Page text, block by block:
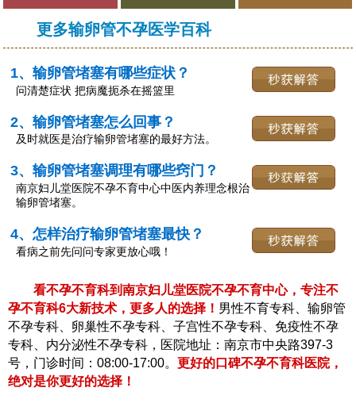
更多输卵管不孕医学百科
1、输卵管堵塞有哪些症状？
问清楚症状 把病魔扼杀在摇篮里
2、输卵管堵塞怎么回事？
及时就医是治疗输卵管堵塞的最好方法。
3、输卵管堵塞调理有哪些窍门？
南京妇儿堂医院不孕不育中心中医内养理念根治
输卵管堵塞。
4、怎样治疗输卵管堵塞最快？
看病之前先问问专家更放心哦！
看不孕不育科到南京妇儿堂医院不孕不育中心，专注不
孕不育科6大新技术，更多人的选择！ 男性不育专科、输卵管
不孕专科、卵巢性不孕专科、子宫性不孕专科、免疫性不孕
专科、内分泌性不孕专科，医院地址：南京市中央路397-3
号，门诊时间：08:00-17:00。 更好的口碑不孕不育科医院，
绝对是你更好的选择！